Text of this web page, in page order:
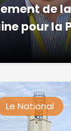
de
pour la
Le National